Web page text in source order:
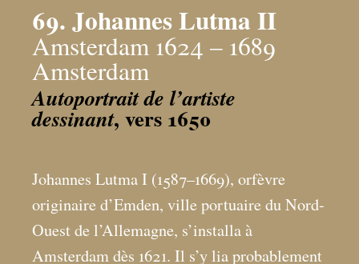
69. Johannes Lutma II
Amsterdam 1624 – 1689
Amsterdam
Autoportrait de l’artiste
dessinant, vers 1650
Johannes Lutma I (1587–1669), orfèvre
originaire d’Emden, ville portuaire du Nord-
Ouest de l’Allemagne, s’installa à
Amsterdam dès 1621. Il s’y lia probablement